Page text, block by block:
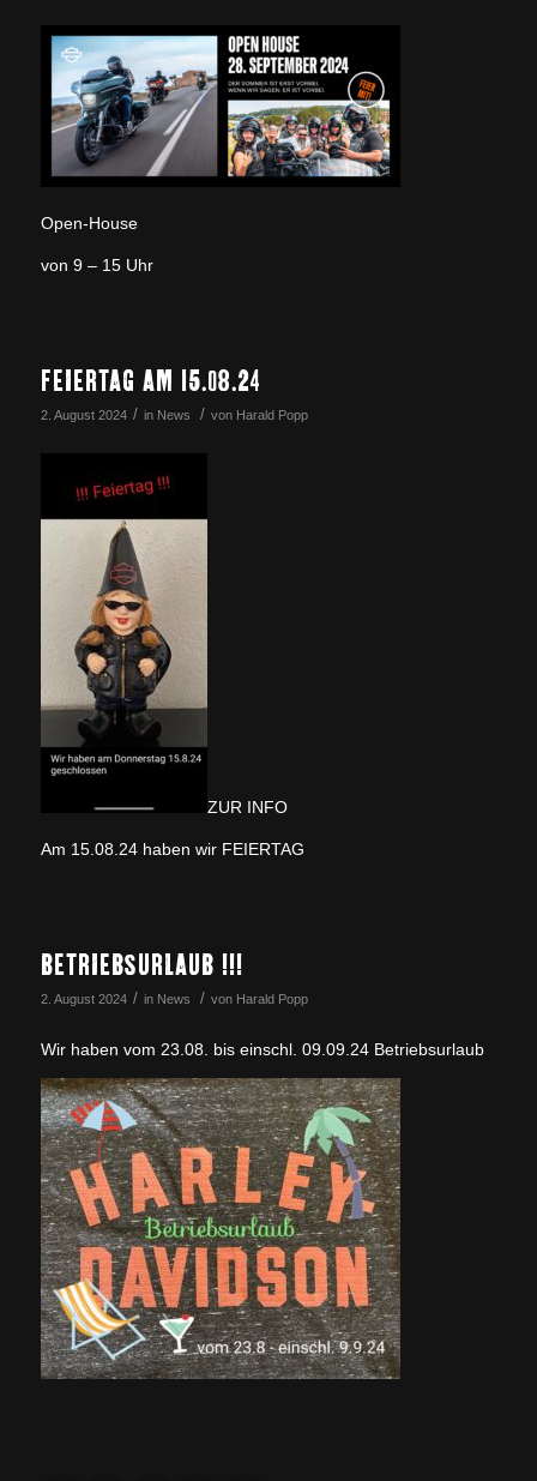
Open-House
von 9 – 15 Uhr
FEIERTAG AM 15.08.24
2. August 2024 / in News / von Harald Popp
ZUR INFO
Am 15.08.24 haben wir FEIERTAG
BETRIEBSURLAUB !!!
2. August 2024 / in News / von Harald Popp
Wir haben vom 23.08. bis einschl. 09.09.24 Betriebsurlaub